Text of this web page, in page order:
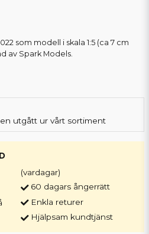
som modell i skala 1:5 (ca 7 cm
av Spark Models.
utgått ur vårt sortiment
(vardagar)
60 dagars ångerrätt
Enkla returer
Hjälpsam kundtjänst